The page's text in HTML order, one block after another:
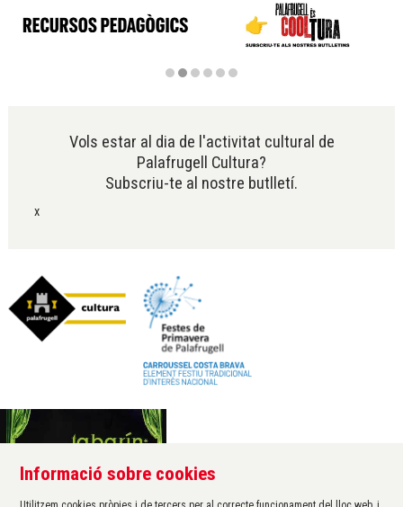
Vols estar al dia de l'activitat cultural de
Palafrugell Cultura?
Subscriu-te al nostre butlletí.
x
Àrea de cultura de l'Ajuntament de Palafrugell
Carrer Santa Margarida, 1
Informació sobre cookies